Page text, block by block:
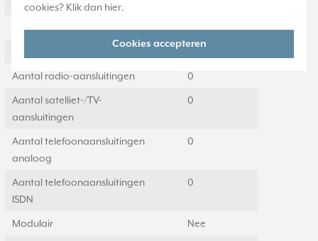
cookies? Klik dan hier.
Cookies accepteren
Inbouw (stucwerk)
Inbouwmontage (stucwerk) Ja
Aantal radio-aansluitingen 0
Aantal satelliet-/TV-
aansluitingen
0
Aantal telefoonaansluitingen
analoog
0
Aantal telefoonaansluitingen
ISDN
0
Modulair Nee